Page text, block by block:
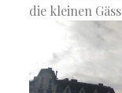
die kleinen